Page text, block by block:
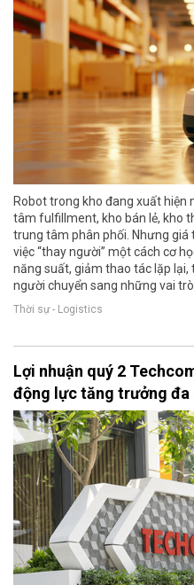
Robot trong kho đang xuất hiện
tâm fulfillment, kho bán lẻ, kho
trung tâm phân phối. Nhưng
việc “thay người” một cách cơ
năng suất, giảm thao tác lặp lại,
người chuyển sang những vai
Thời sự - Logistics
Lợi nhuận quý 2
động lực tăng trưởng đa